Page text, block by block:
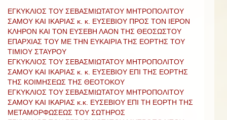
ΕΓΚΥΚΛΙΟΣ ΤΟΥ ΣΕΒΑΣΜΙΩΤΑΤΟΥ ΜΗΤΡΟΠΟΛΙΤΟΥ
ΣΑΜΟΥ ΚΑΙ ΙΚΑΡΙΑΣ κ. κ. ΕΥΣΕΒΙΟΥ ΠΡΟΣ ΤΟΝ ΙΕΡΟΝ
ΚΛΗΡΟΝ ΚΑΙ ΤΟΝ ΕΥΣΕΒΗ ΛΑΟΝ ΤΗΣ ΘΕΟΣΩΣΤΟΥ
ΕΠΑΡΧΙΑΣ ΤΟΥ ΜΕ ΤΗΝ ΕΥΚΑΙΡΙΑ ΤΗΣ ΕΟΡΤΗΣ ΤΟΥ
ΤΙΜΙΟΥ ΣΤΑΥΡΟΥ
ΕΓΚΥΚΛΙΟΣ ΤΟΥ ΣΕΒΑΣΜΙΩΤΑΤΟΥ ΜΗΤΡΟΠΟΛΙΤΟΥ
ΣΑΜΟΥ ΚΑΙ ΙΚΑΡΙΑΣ κ. κ. ΕΥΣΕΒΙΟΥ ΕΠΙ ΤΗΣ ΕΟΡΤΗΣ
ΤΗΣ ΚΟΙΜΗΣΕΩΣ ΤΗΣ ΘΕΟΤΟΚΟΥ
ΕΓΚΥΚΛΙΟΣ ΤΟΥ ΣΕΒΑΣΜΙΩΤΑΤΟΥ ΜΗΤΡΟΠΟΛΙΤΟΥ
ΣΑΜΟΥ ΚΑΙ ΙΚΑΡΙΑΣ κ.κ. ΕΥΣΕΒΙΟΥ ΕΠΙ ΤΗ ΕΟΡΤΗ ΤΗΣ
ΜΕΤΑΜΟΡΦΩΣΕΩΣ ΤΟΥ ΣΩΤΗΡΟΣ